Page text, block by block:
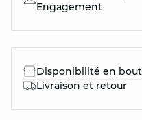
Engagement
Disponibilité en
Livraison et retour